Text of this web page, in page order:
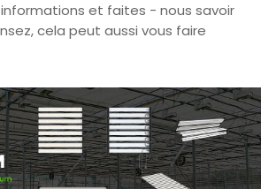
informations et faites - nous savoir
cela peut aussi vous faire